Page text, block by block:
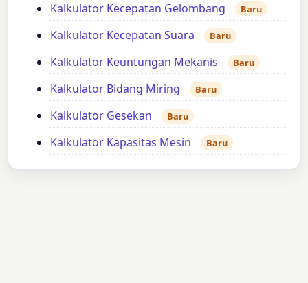
Kalkulator Kecepatan Gelombang Baru
Kalkulator Kecepatan Suara Baru
Kalkulator Keuntungan Mekanis Baru
Kalkulator Bidang Miring Baru
Kalkulator Gesekan Baru
Kalkulator Kapasitas Mesin Baru